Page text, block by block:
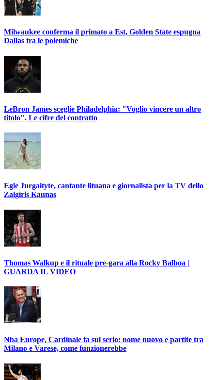
Milwaukee conferma il primato a Est, Golden State espugna
Dallas tra le polemiche
LeBron James sceglie Philadelphia: "Voglio vincere un altro
titolo". Le cifre del contratto
Egle Jurgaityte, cantante lituana e giornalista per la TV dello
Zalgiris Kaunas
Thomas Walkup e il rituale pre-gara alla Rocky Balboa |
GUARDA IL VIDEO
Nba Europe, Cardinale fa sul serio: nome nuovo e partite tra
Milano e Varese, come funzionerebbe